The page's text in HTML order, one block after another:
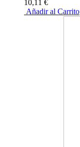
10,11 €
Añadir al Carrito